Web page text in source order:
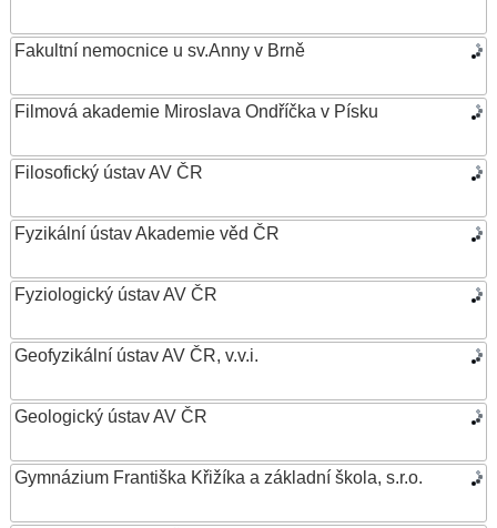
Fakultní nemocnice u sv.Anny v Brně
Filmová akademie Miroslava Ondříčka v Písku
Filosofický ústav AV ČR
Fyzikální ústav Akademie věd ČR
Fyziologický ústav AV ČR
Geofyzikální ústav AV ČR, v.v.i.
Geologický ústav AV ČR
Gymnázium Františka Křižíka a základní škola, s.r.o.